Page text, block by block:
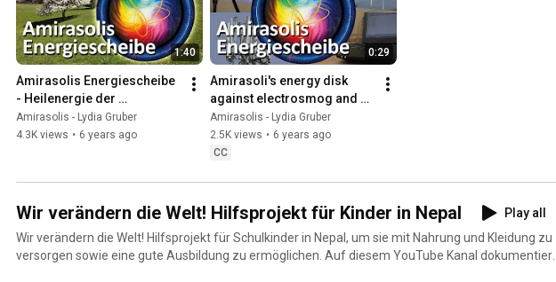
1:40
Amirasolis Energiescheibe
- Heilenergie der
Zentralsonne mit Akaija
Symbol - Spot 1
Amirasolis - Lydia Gruber
4.3K views • 6 years ago
0:29
Amirasoli's energy disk
against electrosmog and
radio waves
Amirasolis - Lydia Gruber
2.5K views • 6 years ago
CC
Wir verändern die Welt! Hilfsprojekt für Kinder in Nepal
Play all
Wir verändern die Welt! Hilfsprojekt für Schulkinder in Nepal, um sie mit Nahrung und Kleidung zu
versorgen sowie eine gute Ausbildung zu ermöglichen. Auf diesem YouTube Kanal dokumentiere